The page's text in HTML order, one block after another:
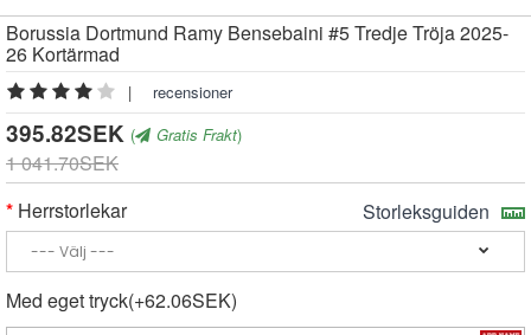
Borussia Dortmund Ramy Bensebaini #5 Tredje Tröja 2025-
26 Kortärmad
| recensioner
395.82SEK ( Gratis Frakt)
1 041.70SEK
Herrstorlekar
Storleksguiden
Med eget tryck(+62.06SEK)